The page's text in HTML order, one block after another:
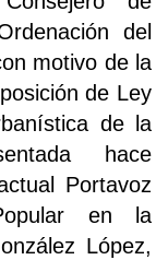
del
motivo de la
de Ley
de la
hace
Portavoz
en la
López,